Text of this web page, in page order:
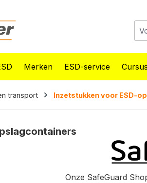
Merken ESD-service
transport Inzetstukken voor ESD-
Onze SafeGuard